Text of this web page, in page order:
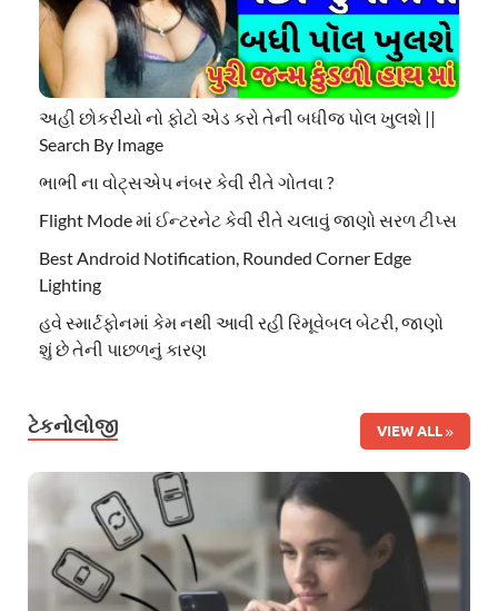
અહી છોકરીયો નો ફોટો એડ કરો તેની બધીજ પોલ ખુલશે ||
Search By Image
ભાભી ના વોટ્સએપ નંબર કેવી રીતે ગોતવા ?
Flight Mode માં ઈન્ટરનેટ કેવી રીતે ચલાવું જાણો સરળ ટીપ્સ
Best Android Notification, Rounded Corner Edge
Lighting
હવે સ્માર્ટફોનમાં કેમ નથી આવી રહી રિમૂવેબલ બેટરી, જાણો
શું છે તેની પાછળનું કારણ
ટેકનોલોજી VIEW ALL